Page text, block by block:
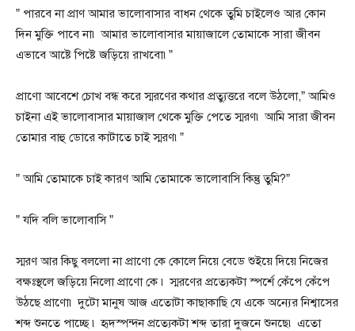
” পারবে না প্রাণ আমার ভালোবাসার বাধন থেকে তুমি চাইলেও আর কোন
দিন মুক্তি পাবে না৷ আমার ভালোবাসার মায়াজালে তোমাকে সারা জীবন
এভাবে আষ্টে পিষ্টে জড়িয়ে রাখবো৷”
প্রাণো আবেশে চোখ বন্ধ করে স্মরণের কথার প্রত্যুত্তরে বলে উঠলো,” আমিও
চাইনা এই ভালোবাসার মায়াজাল থেকে মুক্তি পেতে স্মরণ৷ আমি সারা জীবন
তোমার বাহু ডোরে কাটাতে চাই স্মরণ৷”
” আমি তোমাকে চাই কারণ আমি তোমাকে ভালোবাসি কিন্তু তুমি?”
” যদি বলি ভালোবাসি ”
স্মরণ আর কিছু বললো না প্রাণো কে কোলে নিয়ে বেডে শুইয়ে দিয়ে নিজের
বক্ষঃস্থলে জড়িয়ে নিলো প্রাণো কে ৷ স্মরণের প্রত্যেকটা স্পর্শে কেঁপে কেঁপে
উঠছে প্রাণো৷ দুটো মানুষ আজ এতোটা কাছাকাছি যে একে অন্যের নিশ্বাসের
শব্দ শুনতে পাচ্ছে ৷ হৃদস্পন্দন প্রত্যেকটা শব্দ তারা দুজনে শুনছে৷ এতো